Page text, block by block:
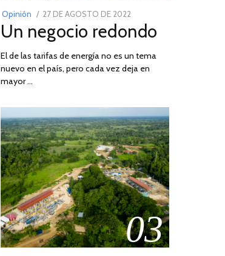
Opinión
POSTED
ON
27 DE AGOSTO DE 2022
DE
DE
2022
Un negocio redondo
El de las tarifas de energía no es un tema
nuevo en el país, pero cada vez deja en
mayor …
03